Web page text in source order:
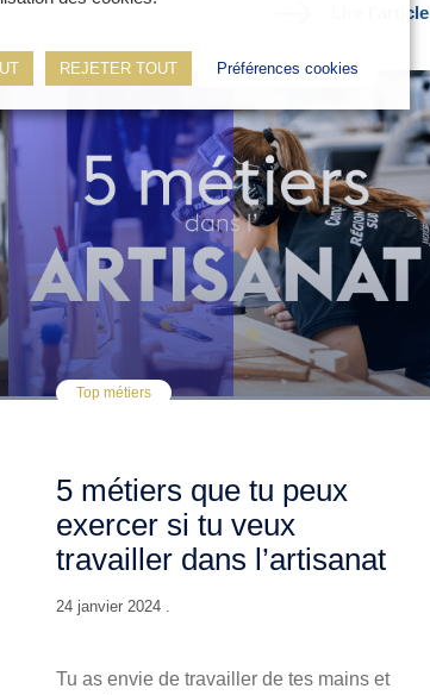
Lire l'article
Top métiers
5 métiers que tu peux
exercer si tu veux
travailler dans l’artisanat
24 janvier 2024 .
Tu as envie de travailler de tes mains et
REJETER TOUT Préférences cookies